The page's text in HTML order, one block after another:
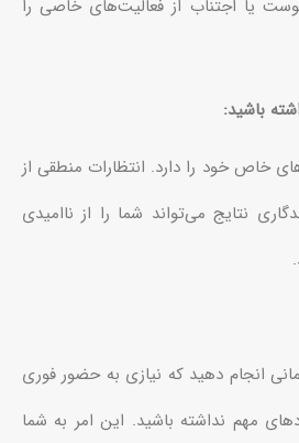
یا اجتناب از فعالیت‌های خاصی را
خاص خود را دارد. انتظارات منطقی از
نتایج می‌تواند شما را از ناامیدی
انجام دهید که نیازی به حضور فوری
مهم نداشته باشید. این امر به شما